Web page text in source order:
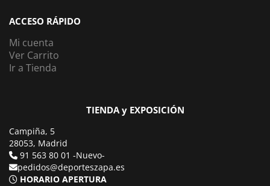
ACCESO RÁPIDO
Mi cuenta
Ver Carrito
Ir a Tienda
TIENDA y EXPOSICIÓN
Campiña, 5
28053, Madrid
91 563 80 01 -Nuevo-
pedidos@deporteszapa.es
HORARIO APERTURA